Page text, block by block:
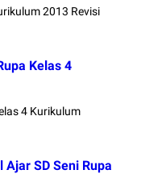
2013 Revisi
Kelas 4
4 Kurikulum
SD Seni Rupa